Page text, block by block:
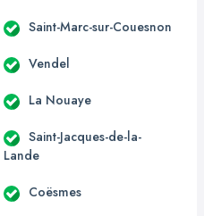
Saint-Marc-sur-Couesnon
Vendel
La Nouaye
Saint-Jacques-de-la-
Lande
Coësmes